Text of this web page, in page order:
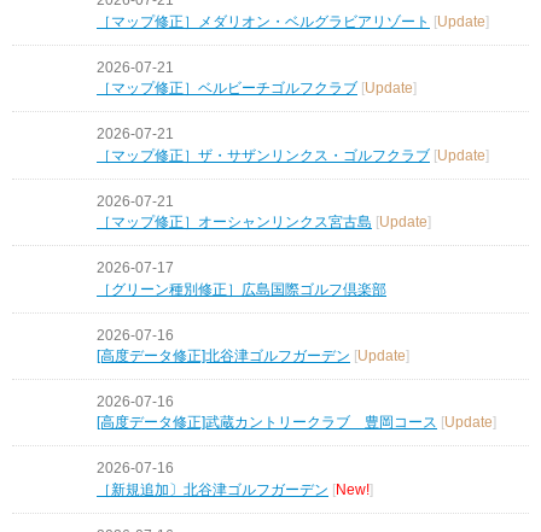
［マップ修正］メダリオン・ベルグラビアリゾート
[Update]
2026-07-21
［マップ修正］ベルビーチゴルフクラブ [Update]
2026-07-21
［マップ修正］ザ・サザンリンクス・ゴルフクラブ [Update]
2026-07-21
［マップ修正］オーシャンリンクス宮古島 [Update]
2026-07-17
［グリーン種別修正］広島国際ゴルフ倶楽部
2026-07-16
[高度データ修正]北谷津ゴルフガーデン [Update]
2026-07-16
[高度データ修正]武蔵カントリークラブ 豊岡コース
Update
2026-07-16
［新規追加〕北谷津ゴルフガーデン [New!]